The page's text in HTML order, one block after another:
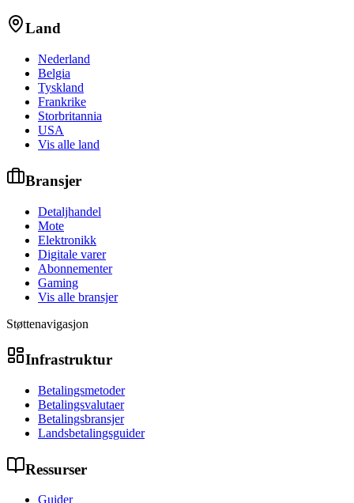
Land
Nederland
Belgia
Tyskland
Frankrike
Storbritannia
USA
Vis alle land
Bransjer
Detaljhandel
Mote
Elektronikk
Digitale varer
Abonnementer
Gaming
Vis alle bransjer
Støttenavigasjon
Infrastruktur
Betalingsmetoder
Betalingsvalutaer
Betalingsbransjer
Landsbetalingsguider
Ressurser
Guider